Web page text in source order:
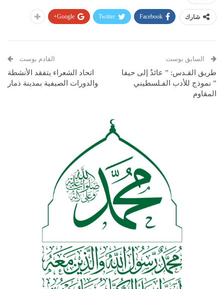
شارك Facebook
Twitter
Google+
السابق بوست
طريق القـدس: ” عائدٌ إلى حيفا
” نموذج للأدب الفـلسطيني
المقاوم
القادم بوست
اتحاد الشعراء يتفقد الأنشطة
والدورات الصيفية بمدينة ذمار